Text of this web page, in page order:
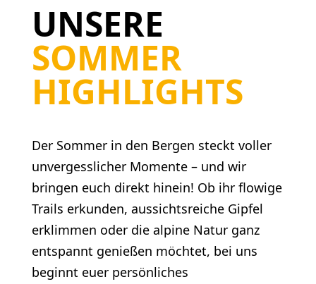
UNSERE
SOMMER
HIGHLIGHTS
Der Sommer in den Bergen steckt voller
unvergesslicher Momente – und wir
bringen euch direkt hinein! Ob ihr flowige
Trails erkunden, aussichtsreiche Gipfel
erklimmen oder die alpine Natur ganz
entspannt genießen möchtet, bei uns
beginnt euer persönliches